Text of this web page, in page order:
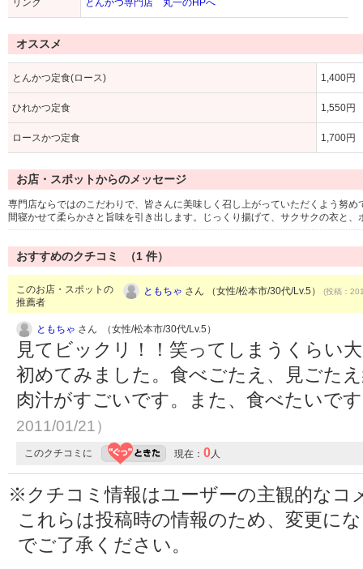
リンク とんかつ専門店 丸一のHPへ
オススメ
とんかつ定食(ロース) 1,400円
ひれかつ定食 1,550円
ロースかつ定食 1,700円
お店・スポットからのメッセージ
専門店ならではのこだわりで、皆さんに美味しく召し上がっていただくよう努
間寝かせて柔らかさと旨味を引き出します。じっくり揚げて、サクサクの衣と
おすすめのクチコミ （1 件）
このお店・スポットの
推薦者
ともちゃ さん （女性/松本市/30代/Lv.5） (投稿：
ともちゃ さん （女性/松本市/30代/Lv.5）
見てビックリ！！笑ってしまうくらい
初めてみました。食べごたえ、見ごた
肉汁がすごいです。また、食べたいで
2011/01/21）
このクチコミに 現在： 0人
※クチコミ情報はユーザーの主観的なコ
これらは投稿時の情報のため、変更に
でご了承ください。